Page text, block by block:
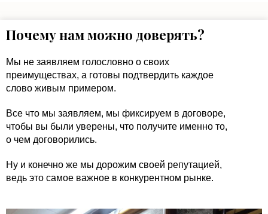
Почему нам можно доверять?
Мы не заявляем голословно о своих
преимуществах, а готовы подтвердить каждое
слово живым примером.
Все что мы заявляем, мы фиксируем в договоре,
чтобы вы были уверены, что получите именно то,
о чем договорились.
Ну и конечно же мы дорожим своей репутацией,
ведь это самое важное в конкурентном рынке.